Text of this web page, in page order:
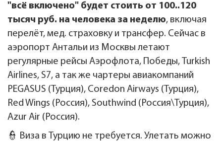
"всё включено" будет стоить от 100..120
тысяч руб. на человека за неделю, включая
перелёт, мед. страховку и трансфер. Сейчас в
аэропорт Антальи из Москвы летают
регулярные рейсы Аэрофлота, Победы, Turkish
Airlines, S7, а так же чартеры авиакомпаний
PEGASUS (Турция), Coredon Airways (Турция),
Red Wings (Россия), Southwind (Россия\Турция),
Azur Air (Россия).
👮 Виза в Турцию не требуется. Улетать можно